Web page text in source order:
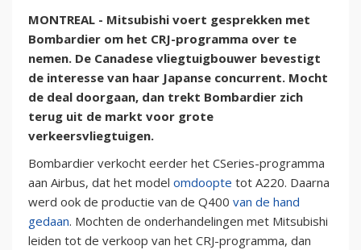
MONTREAL - Mitsubishi voert gesprekken met
Bombardier om het CRJ-programma over te
nemen. De Canadese vliegtuigbouwer bevestigt
de interesse van haar Japanse concurrent. Mocht
de deal doorgaan, dan trekt Bombardier zich
terug uit de markt voor grote
verkeersvliegtuigen.
Bombardier verkocht eerder het CSeries-programma
aan Airbus, dat het model omdoopte tot A220. Daarna
werd ook de productie van de Q400 van de hand
gedaan. Mochten de onderhandelingen met Mitsubishi
leiden tot de verkoop van het CRJ-programma, dan